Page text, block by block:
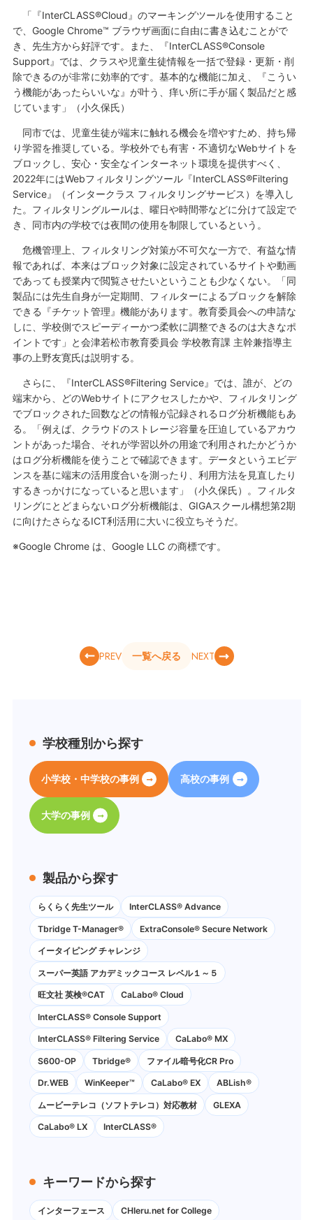
「『InterCLASS®Cloud』のマーキングツールを使用すること
で、Google Chrome™ ブラウザ画面に自由に書き込むことがで
き、先生方から好評です。また、『InterCLASS®Console
Support』では、クラスや児童生徒情報を一括で登録・更新・削
除できるのが非常に効率的です。基本的な機能に加え、『こうい
う機能があったらいいな』が叶う、痒い所に手が届く製品だと感
じています」（小久保氏）
同市では、児童生徒が端末に触れる機会を増やすため、持ち帰
り学習を推奨している。学校外でも有害・不適切なWebサイトを
ブロックし、安心・安全なインターネット環境を提供すべく、
2022年にはWebフィルタリングツール『InterCLASS®Filtering
Service』（インタークラス フィルタリングサービス）を導入し
た。フィルタリングルールは、曜日や時間帯などに分けて設定で
き、同市内の学校では夜間の使用を制限しているという。
危機管理上、フィルタリング対策が不可欠な一方で、有益な情
報であれば、本来はブロック対象に設定されているサイトや動画
であっても授業内で閲覧させたいということも少なくない。「同
製品には先生自身が一定期間、フィルターによるブロックを解除
できる『チケット管理』機能があります。教育委員会への申請な
しに、学校側でスピーディーかつ柔軟に調整できるのは大きなポ
イントです」と会津若松市教育委員会 学校教育課 主幹兼指導主
事の上野友寛氏は説明する。
さらに、『InterCLASS®Filtering Service』では、誰が、どの
端末から、どのWebサイトにアクセスしたかや、フィルタリング
でブロックされた回数などの情報が記録されるログ分析機能もあ
る。「例えば、クラウドのストレージ容量を圧迫しているアカウ
ントがあった場合、それが学習以外の用途で利用されたかどうか
はログ分析機能を使うことで確認できます。データというエビデ
ンスを基に端末の活用度合いを測ったり、利用方法を見直したり
するきっかけになっていると思います」（小久保氏）。フィルタ
リングにとどまらないログ分析機能は、GIGAスクール構想第2期
に向けたさらなるICT利活用に大いに役立ちそうだ。
※Google Chrome は、Google LLC の商標です。
PREV 一覧へ戻る NEXT
学校種別から探す
小学校・中学校の事例 高校の事例
大学の事例
製品から探す
らくらく先生ツール InterCLASS® Advance
Tbridge T-Manager® ExtraConsole® Secure Network
イータイピング チャレンジ
スーパー英語 アカデミックコース レベル１～５
旺文社 英検®CAT CaLabo®︎ Cloud
InterCLASS®︎ Console Support
InterCLASS®︎ Filtering Service CaLabo® MX
S600-OP Tbridge® ファイル暗号化CR Pro
Dr.WEB WinKeeper™ CaLabo® EX ABLish®
ムービーテレコ（ソフトテレコ）対応教材 GLEXA
CaLabo® LX InterCLASS®
キーワードから探す
インターフェース CHIeru.net for College